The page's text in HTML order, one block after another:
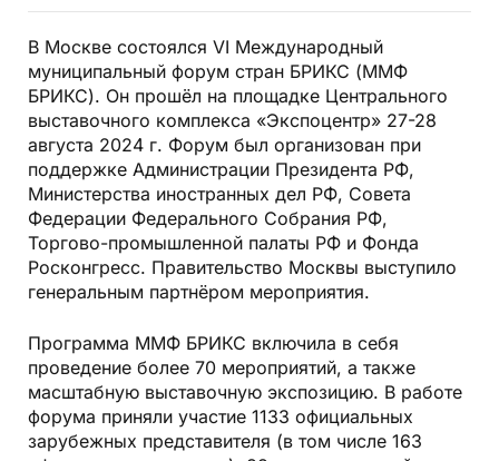
В Москве состоялся VI Международный
муниципальный форум стран БРИКС (ММФ
БРИКС). Он прошёл на площадке Центрального
выставочного комплекса «Экспоцентр» 27-28
августа 2024 г. Форум был организован при
поддержке Администрации Президента РФ,
Министерства иностранных дел РФ, Совета
Федерации Федерального Собрания РФ,
Торгово-промышленной палаты РФ и Фонда
Росконгресс. Правительство Москвы выступило
генеральным партнёром мероприятия.
Программа ММФ БРИКС включила в себя
проведение более 70 мероприятий, а также
масштабную выставочную экспозицию. В работе
форума приняли участие 1133 официальных
зарубежных представителя (в том числе 163